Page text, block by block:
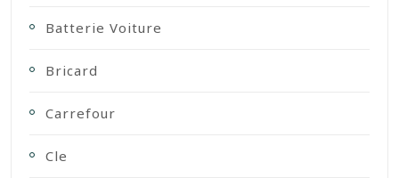
Batterie Voiture
Bricard
Carrefour
Cle